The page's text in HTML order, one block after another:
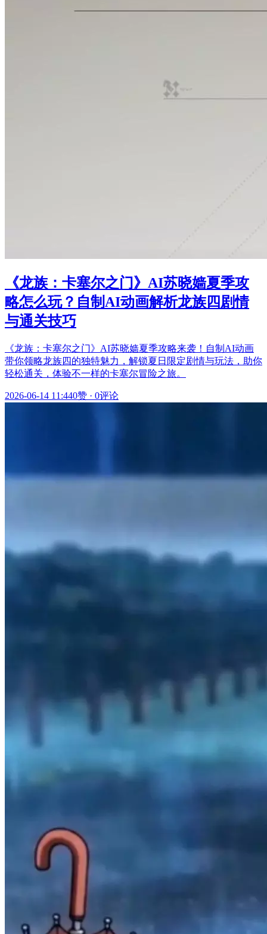
《龙族：卡塞尔之门》AI苏晓嫱夏季攻
略怎么玩？自制AI动画解析龙族四剧情
与通关技巧
《龙族：卡塞尔之门》AI苏晓嫱夏季攻略来袭！自制AI动画
带你领略龙族四的独特魅力，解锁夏日限定剧情与玩法，助你
轻松通关，体验不一样的卡塞尔冒险之旅。
2026-06-14 11:440赞 · 0评论